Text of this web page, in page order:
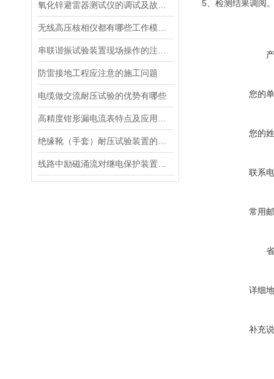
防雷接地工程应注意的施工问题
电缆做交流耐压试验的优势有哪些
5、检测结果调阅
您的
您的
联系
常用
详细
补充